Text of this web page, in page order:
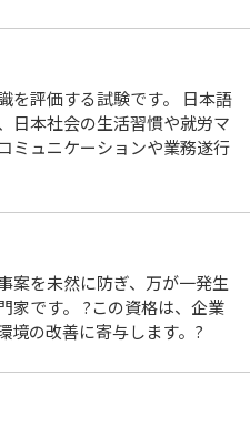
を評価する試験です。 日本語
日本社会の生活習慣や就労マ
ミュニケーションや業務遂行
案を未然に防ぎ、万が一発生
家です。 ?この資格は、企業
境の改善に寄与します。?